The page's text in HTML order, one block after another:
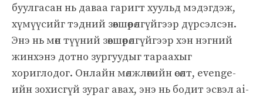
буулгасан нь даваа гаригт хуульд мэдэгдэж,
хүмүүсийг тэдний зөвшөөрөлгүйгээр дүрсэлсэн.
Энэ нь мөн түүний зөвшөөрөлгүйгээр хэн нэгний
жинхэнэ дотно зургуудыг тараахыг
хориглодог. Онлайн мөлжлөгийн өсөлт, evenge-
ийн зохисгүй зураг авах, энэ нь бодит эсвэл ai-